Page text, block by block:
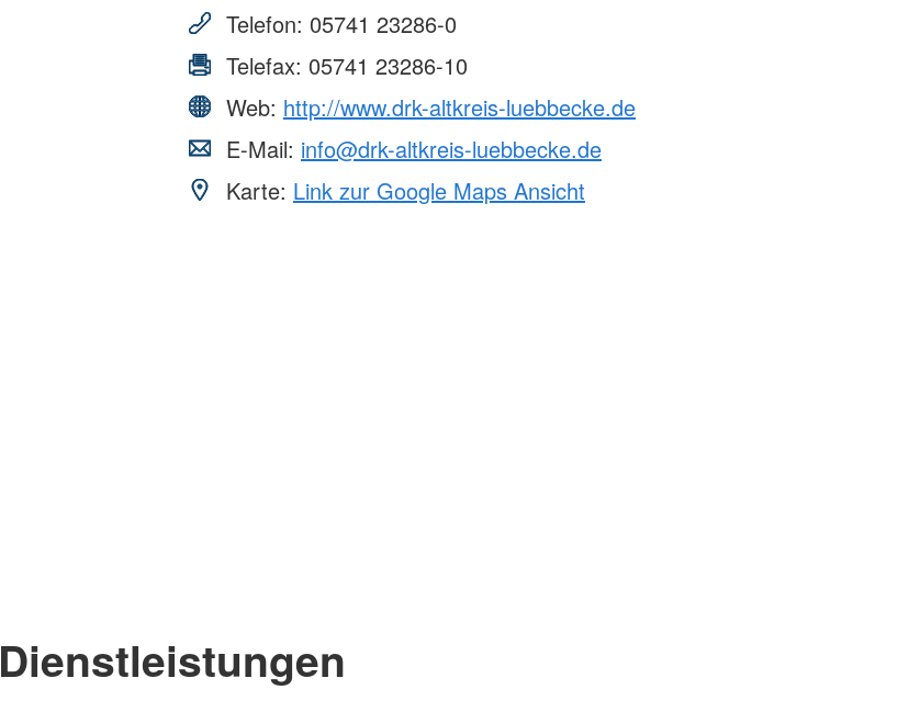
Telefon: 05741 23286-0
Telefax: 05741 23286-10
Web: http://www.drk-altkreis-luebbecke.de
E-Mail: info@drk-altkreis-luebbecke.de
Karte: Link zur Google Maps Ansicht
Dienstleistungen